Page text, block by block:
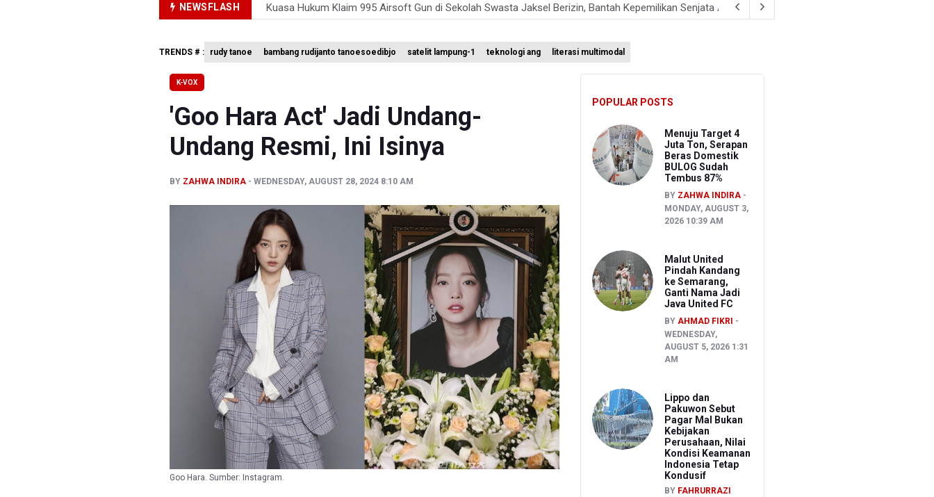
NEWSFLASH
Kuasa Hukum Klaim 995 Airsoft Gun di Sekolah Swasta Jaksel Berizin, Bantah Kepemilikan Senjata Api dan Narkoba
KPK Minta Bambang Rudijanto Tanoesoedibjo Kooperatif, Sudah Tiga Kali Absen Pemeriksaan
BRIN Sebut Teknologi ANG Berpotensi Hemat Subsidi LPG hingga Rp26 triliun
TRENDS # : rudy tanoe bambang rudijanto tanoesoedibjo satelit lampung-1 teknologi ang literasi multimodal
K-VOX
'Goo Hara Act' Jadi Undang-
Undang Resmi, Ini Isinya
BY ZAHWA INDIRA WEDNESDAY, AUGUST 28, 2024 8:10 AM
Goo Hara. Sumber: Instagram.
POPULAR POSTS
Menuju Target 4
Juta Ton, Serapan
Beras Domestik
BULOG Sudah
Tembus 87%
BY ZAHWA INDIRA
MONDAY, AUGUST 3,
2026 10:39 AM
Malut United
Pindah Kandang
ke Semarang,
Ganti Nama Jadi
Java United FC
BY AHMAD FIKRI
WEDNESDAY,
AUGUST 5, 2026 1:31
AM
Lippo dan
Pakuwon Sebut
Pagar Mal Bukan
Kebijakan
Perusahaan, Nilai
Kondisi Keamanan
Indonesia Tetap
Kondusif
BY FAHRURRAZI